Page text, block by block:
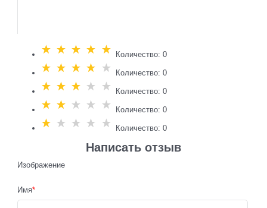
Количество: 0
Количество: 0
Количество: 0
Количество: 0
Количество: 0
Написать отзыв
Изображение
Имя